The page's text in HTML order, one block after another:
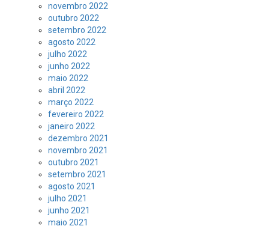
novembro 2022
outubro 2022
setembro 2022
agosto 2022
julho 2022
junho 2022
maio 2022
abril 2022
março 2022
fevereiro 2022
janeiro 2022
dezembro 2021
novembro 2021
outubro 2021
setembro 2021
agosto 2021
julho 2021
junho 2021
maio 2021